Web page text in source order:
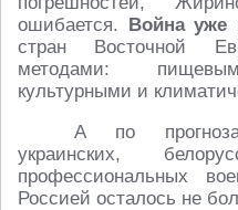
ошибается. Война уже
стран Восточной
методами:
культурными и
А по
украинских,
профессиональных
Россией осталось не